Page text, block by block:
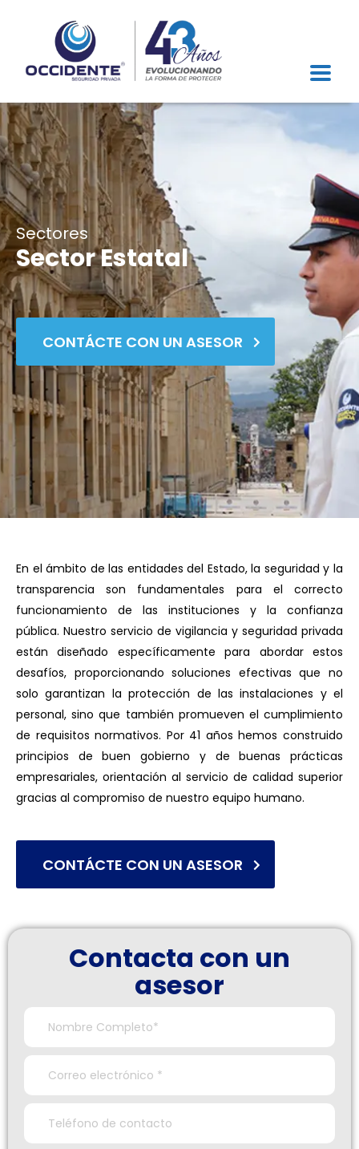
Sectores
Sector Estatal
CONTÁCTE CON UN ASESOR
En el ámbito de las entidades del Estado, la seguridad y la
transparencia son fundamentales para el correcto
funcionamiento de las instituciones y la confianza
pública. Nuestro servicio de vigilancia y seguridad privada
están diseñado específicamente para abordar estos
desafíos, proporcionando soluciones efectivas que no
solo garantizan la protección de las instalaciones y el
personal, sino que también promueven el cumplimiento
de requisitos normativos. Por 41 años hemos construido
principios de buen gobierno y de buenas prácticas
empresariales, orientación al servicio de calidad superior
gracias al compromiso de nuestro equipo humano.
CONTÁCTE CON UN ASESOR
Contacta con un
asesor